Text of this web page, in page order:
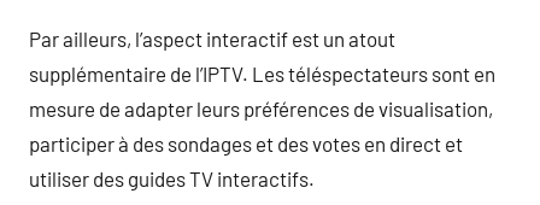
Par ailleurs, l’aspect interactif est un atout
supplémentaire de l’IPTV. Les téléspectateurs sont en
mesure de adapter leurs préférences de visualisation,
participer à des sondages et des votes en direct et
utiliser des guides TV interactifs.